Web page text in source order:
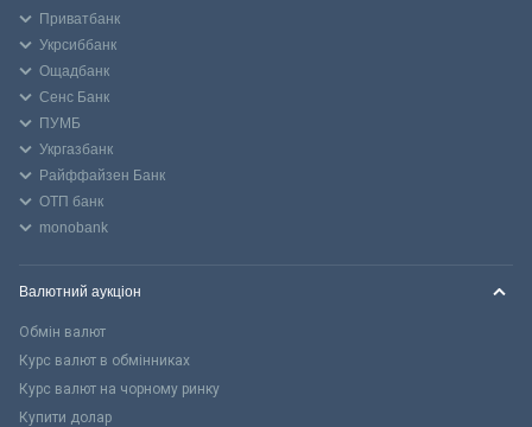
Приватбанк
Укрсиббанк
Ощадбанк
Сенс Банк
ПУМБ
Укргазбанк
Райффайзен Банк
ОТП банк
monobank
Валютний аукціон
Обмін валют
Курс валют в обмінниках
Курс валют на чорному ринку
Купити долар